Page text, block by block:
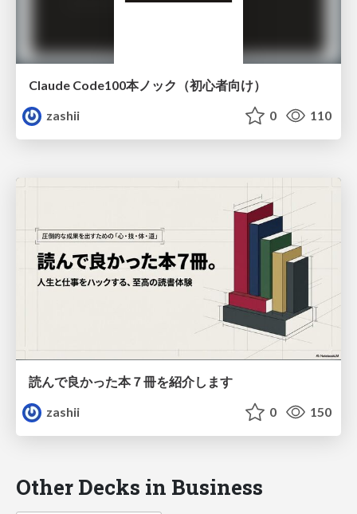
Claude Code100本ノック（初心者向け）
zashii
0 110
読んで良かった本７冊を紹介します
zashii
0 150
Other Decks in Business